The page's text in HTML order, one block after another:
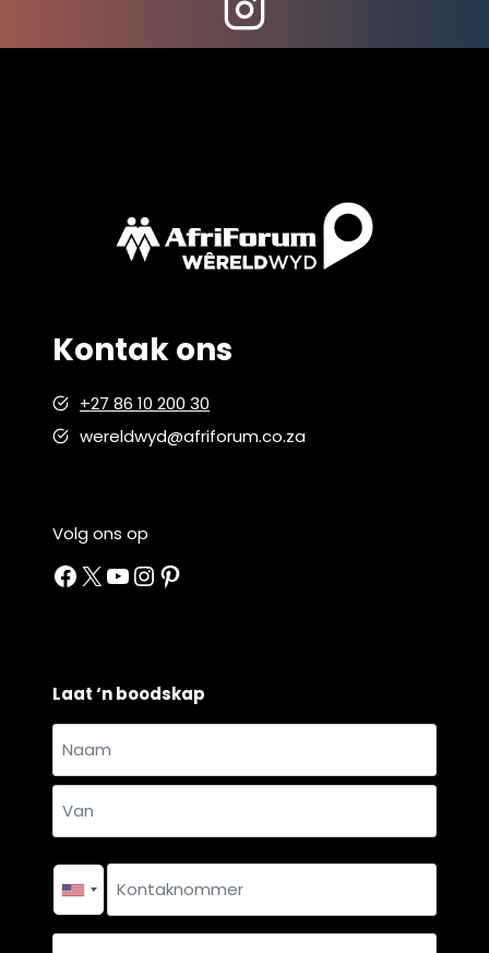
Kontak ons
+27 86 10 200 30
wereldwyd@afriforum.co.za
Volg ons op
Facebook
X YouTube
Instagram
Pinterest
Laat ‘n boodskap
Naam
Kontaknommer